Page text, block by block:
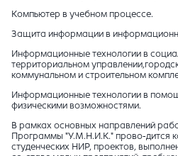
Компьютер в учебном процессе.
Защита информации в
Информационные технологии в
территориальном
коммунальном и строительном
Информационные технологии в
физическими возможностями.
В рамках основных направлений
Программы "У.М.Н.И.К." прово-дится
студенческих НИР, проектов,